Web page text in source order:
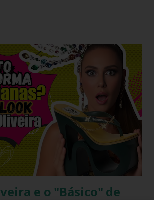
real”: confortável, descomplicado e
É aquele tipo de visual que mostra
ser cara, extravagante ou complexa e
mais glamourosas valorizam peças
mundo pode ter. Hoje você vai ver por
como a atriz combinou o modelo
celebridades adoram esse clássico
você pode reproduzir o visual da Kelly
Vamos mergu...
e o "Básico" de